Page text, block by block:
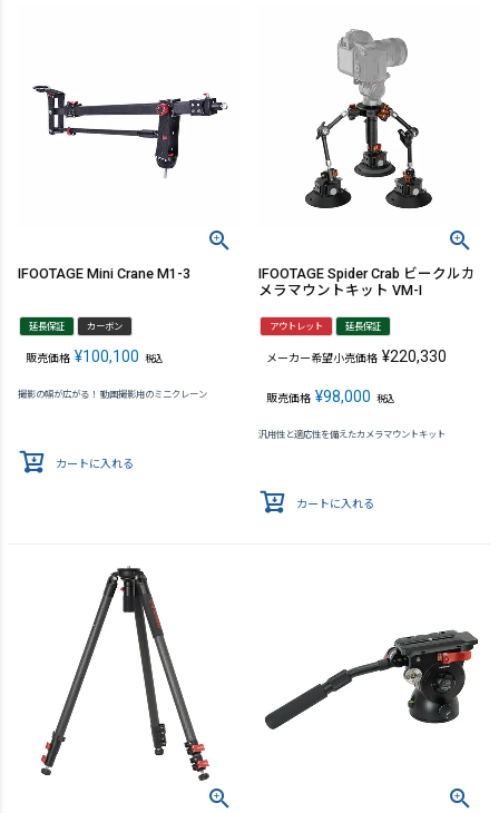
IFOOTAGE Mini Crane M1-3
延長保証 カーボン
販売価格 ¥100,100 税込
撮影の幅が広がる！ 動画撮影用のミニクレーン
カートに入れる
IFOOTAGE Spider Crab ビークルカ
メラマウントキット VM-I
アウトレット 延長保証
メーカー希望小売価格 ¥220,330
販売価格 ¥98,000 税込
汎用性と適応性を備えたカメラマウントキット
カートに入れる